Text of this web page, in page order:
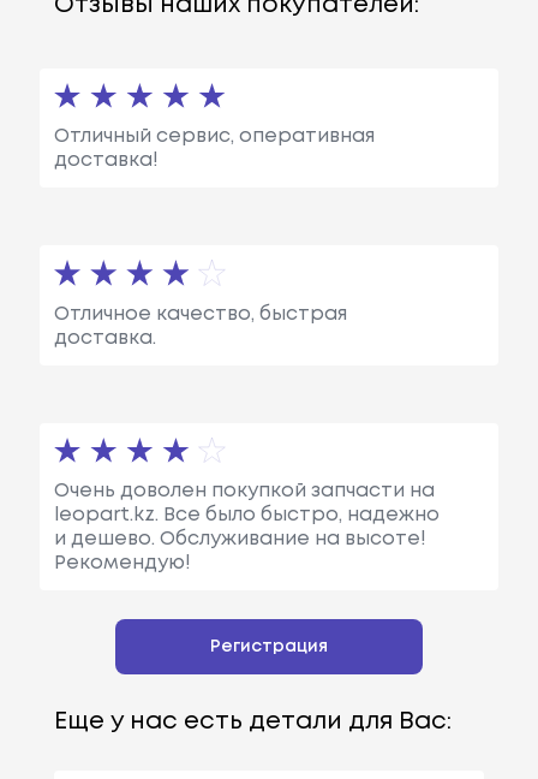
Отзывы наших покупателей:
Отличный сервис, оперативная
доставка!
Отличное качество, быстрая
доставка.
Очень доволен покупкой запчасти на
leopart.kz. Все было быстро, надежно
и дешево. Обслуживание на высоте!
Рекомендую!
Регистрация
Еще у нас есть детали для Вас: